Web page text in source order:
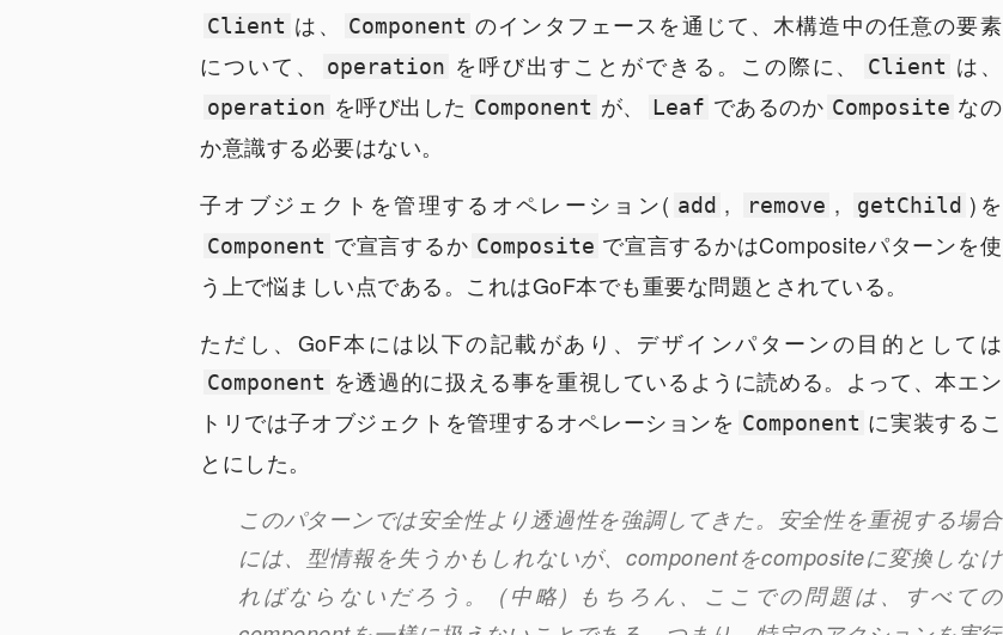
Client は、 Component のインタフェースを通じて、木構造中の任意の要素
について、
operation を呼び出すことができる。この際に、 Client は、
operation を呼び出した Component が、 Leaf であるのか Composite なの
か意識する必要はない。
子オブジェクトを管理するオペレーション( add , remove , getChild )を
Component で宣言するか Composite で宣言するかはCompositeパターンを使
う上で悩ましい点である。これはGoF本でも重要な問題とされている。
ただし、GoF本には以下の記載があり、デザインパターンの目的としては
Component を透過的に扱える事を重視しているように読める。よって、本エン
トリでは子オブジェクトを管理するオペレーションを Component に実装するこ
とにした。
このパターンでは安全性より透過性を強調してきた。安全性を重視する場合
には、型情報を失うかもしれないが、componentをcompositeに変換しなけ
ればならないだろう。 (中略) もちろん、ここでの問題は、すべての